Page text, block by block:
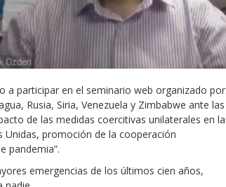
a participar en el seminario web organizado por
Rusia, Siria, Venezuela y Zimbabwe ante las
de las medidas coercitivas unilaterales en la
Unidas, promoción de la cooperación
pandemia”.
emergencias de los últimos cien años,